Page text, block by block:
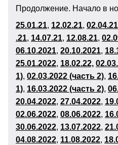
Продолжение. Начало в
25.01.21, 12.02.21, 02.04.21
.21, 14.07.21, 12.08.21,
06.10.2021, 20.10.2021,
25.01.2022, 18.02.22,
1), 02.03.2022 (часть 2),
1), 16.03.2022 (часть 2), 06
20.04.2022, 27.04.2022, 19
02.06.2022, 08.06.2022, 16
30.06.2022, 13.07.2022, 21
04.08.2022, 11.08.2022, 18